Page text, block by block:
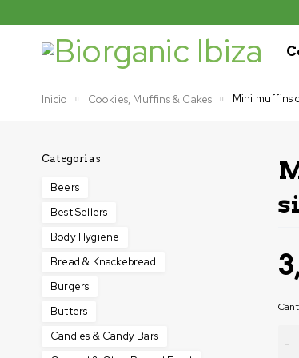
Inicio Cookies, Muffins & Cakes Mini muffins
Categorias
Beers
Best Sellers
Body Hygiene
Bread & Knackebread
Burgers
Butters
Candies & Candy Bars